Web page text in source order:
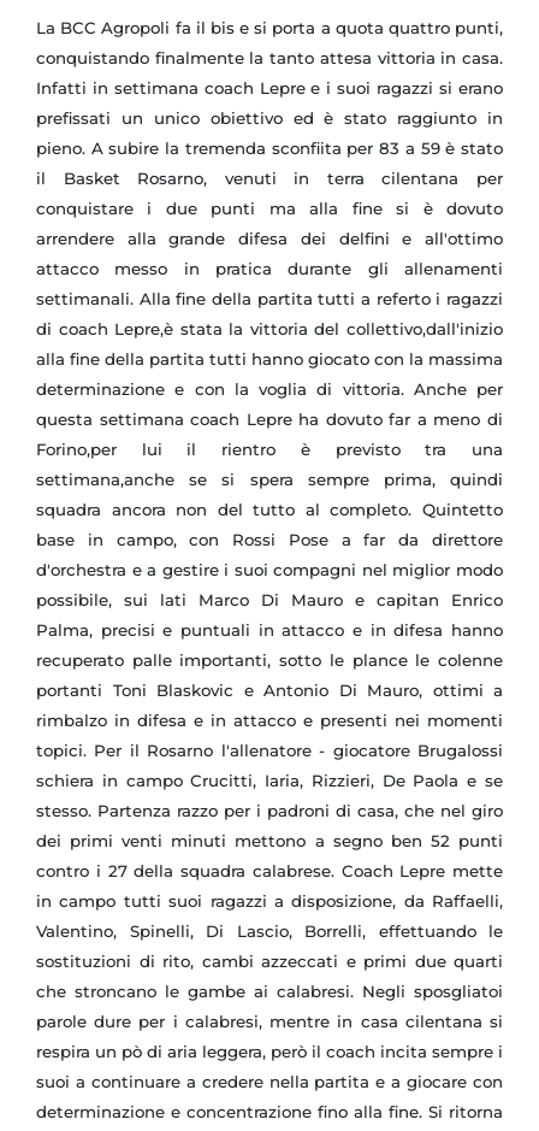
La BCC Agropoli fa il bis e si porta a quota quattro punti,
conquistando finalmente la tanto attesa vittoria in casa.
Infatti in settimana coach Lepre e i suoi ragazzi si erano
prefissati un unico obiettivo ed è stato raggiunto in
pieno. A subire la tremenda sconfiita per 83 a 59 è stato
il Basket Rosarno, venuti in terra cilentana per
conquistare i due punti ma alla fine si è dovuto
arrendere alla grande difesa dei delfini e all'ottimo
attacco messo in pratica durante gli allenamenti
settimanali. Alla fine della partita tutti a referto i ragazzi
di coach Lepre,è stata la vittoria del collettivo,dall'inizio
alla fine della partita tutti hanno giocato con la massima
determinazione e con la voglia di vittoria. Anche per
questa settimana coach Lepre ha dovuto far a meno di
Forino,per lui il rientro è previsto tra una
settimana,anche se si spera sempre prima, quindi
squadra ancora non del tutto al completo. Quintetto
base in campo, con Rossi Pose a far da direttore
d'orchestra e a gestire i suoi compagni nel miglior modo
possibile, sui lati Marco Di Mauro e capitan Enrico
Palma, precisi e puntuali in attacco e in difesa hanno
recuperato palle importanti, sotto le plance le colenne
portanti Toni Blaskovic e Antonio Di Mauro, ottimi a
rimbalzo in difesa e in attacco e presenti nei momenti
topici. Per il Rosarno l'allenatore - giocatore Brugalossi
schiera in campo Crucitti, Iaria, Rizzieri, De Paola e se
stesso. Partenza razzo per i padroni di casa, che nel giro
dei primi venti minuti mettono a segno ben 52 punti
contro i 27 della squadra calabrese. Coach Lepre mette
in campo tutti suoi ragazzi a disposizione, da Raffaelli,
Valentino, Spinelli, Di Lascio, Borrelli, effettuando le
sostituzioni di rito, cambi azzeccati e primi due quarti
che stroncano le gambe ai calabresi. Negli sposgliatoi
parole dure per i calabresi, mentre in casa cilentana si
respira un pò di aria leggera, però il coach incita sempre i
suoi a continuare a credere nella partita e a giocare con
determinazione e concentrazione fino alla fine. Si ritorna